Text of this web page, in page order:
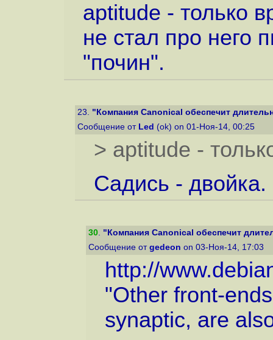
aptitude - только
не стал про него
"почин".
23. "Компания Canonical обеспечит
Сообщение от Led (ok) on 01-Ноя-14, 00:25
> aptitude -
Садись -
30. "Компания Canonical обеспечит
Сообщение от gedeon on 03-Ноя-14, 17:03
http://
"Other front-
synaptic, are